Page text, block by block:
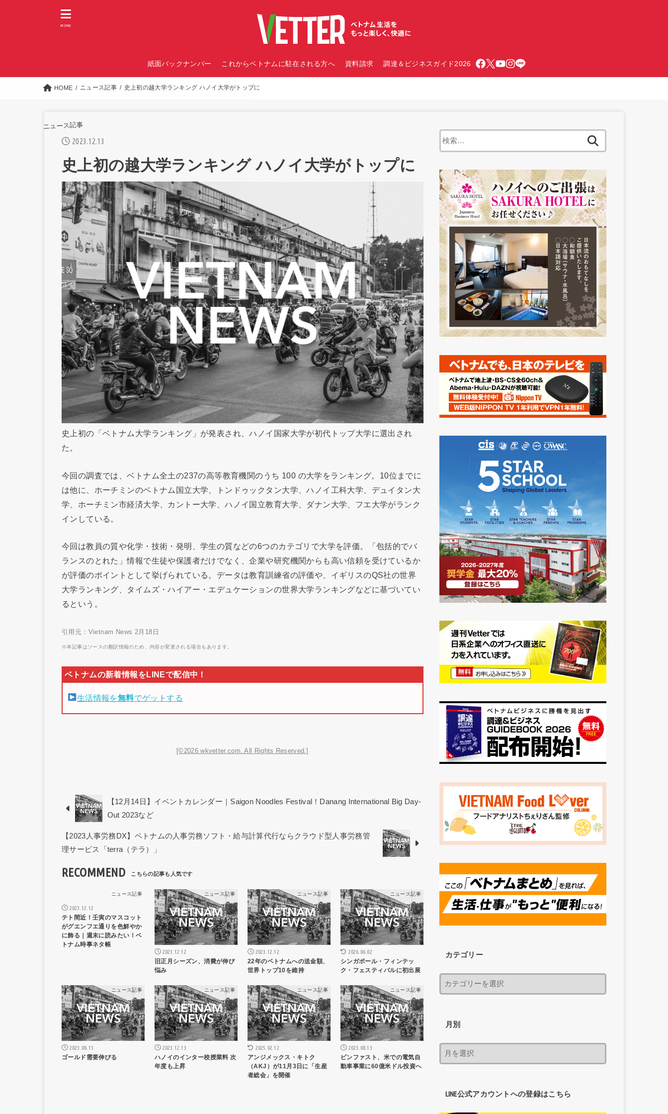
紙面バックナンバー これからベトナムに駐在される方へ 資料請求 調達＆ビジネスガイド2026
MENU
HOME ニュース記事 史上初の越大学ランキング ハノイ大学がトップに
ニュース記事
2023.12.13
史上初の越大学ランキング ハノイ大学がトップに
史上初の「ベトナム大学ランキング」が発表され、ハノイ国家大学が初代トップ大学に選出され
た。
今回の調査では、ベトナム全土の237の高等教育機関のうち 100 の大学をランキング。10位までに
は他に、ホーチミンのベトナム国立大学、トンドゥックタン大学、ハノイ工科大学、デュイタン大
学、ホーチミン市経済大学、カントー大学、ハノイ国立教育大学、ダナン大学、フエ大学がランク
インしている。
今回は教員の質や化学・技術・発明、学生の質などの6つのカテゴリで大学を評価。「包括的でバ
ランスのとれた」情報で生徒や保護者だけでなく、企業や研究機関からも高い信頼を受けているか
が評価のポイントとして挙げられている。データは教育訓練省の評価や、イギリスのQS社の世界
大学ランキング、タイムズ・ハイアー・エデュケーションの世界大学ランキングなどに基づいてい
るという。
引用元：Vietnam News 2月18日
※本記事はソースの翻訳情報のため、内容が変更される場合もあります。
生活情報を無料でゲットする
[©2026 wkvetter.com. All Rights Reserved.]
【12月14日】イベントカレンダー｜Saigon Noodles Festival！Danang International Big Day-
Out 2023など
【2023人事労務DX】ベトナムの人事労務ソフト・給与計算代行ならクラウド型人事労務管
理サービス「terra（テラ）」
RECOMMEND
ニュース記事
2023.12.12
テト間近！壬寅のマスコット
がグエンフエ通りを色鮮やか
に飾る｜週末に読みたい！ベ
トナム時事ネタ帳
ニュース記事
2023.12.12
旧正月シーズン、消費が伸び
悩み
ニュース記事
2023.12.12
22年のベトナムへの送金額、
世界トップ10を維持
ニュース記事
2026.06.02
シンガポール・フィンテッ
ク・フェスティバルに初出展
ニュース記事
2023.08.13
ゴールド需要伸びる
ニュース記事
2023.12.13
ハノイのインター校授業料 次
年度も上昇
ニュース記事
2025.02.12
アンジメックス・キトク
（AKJ）が11月3日に「生産
者総会」を開催
ニュース記事
2023.08.13
ビンファスト、米での電気自
動車事業に60億米ドル投資へ
カテゴリー
月別
LINE公式アカウントへの登録はこちら